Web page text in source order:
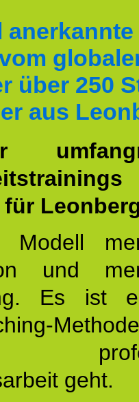
über 250
aus
und
Es ist
geht.